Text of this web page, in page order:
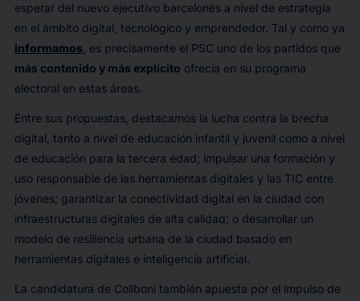
esperar del nuevo ejecutivo barcelonés a nivel de estrategia
en el ámbito digital, tecnológico y emprendedor. Tal y como ya
informamos, es precisamente el PSC uno de los partidos que
más contenido y más explícito ofrecía en su programa
electoral en estas áreas.
Entre sus propuestas, destacamos la lucha contra la brecha
digital, tanto a nivel de educación infantil y juvenil como a nivel
de educación para la tercera edad; impulsar una formación y
uso responsable de las herramientas digitales y las TIC entre
jóvenes; garantizar la conectividad digital en la ciudad con
infraestructuras digitales de alta calidad; o desarrollar un
modelo de resiliencia urbana de la ciudad basado en
herramientas digitales e inteligencia artificial.
La candidatura de Collboni también apuesta por el impulso de